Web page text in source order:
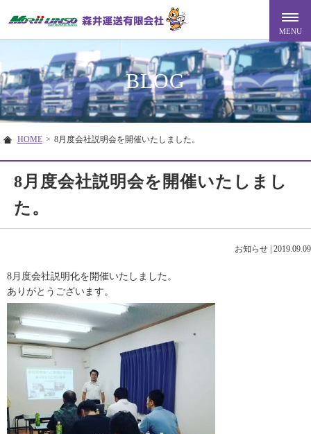
BLOG
HOME > 8月度会社説明会を開催いたしました。
8月度会社説明会を開催いたしまし
た。
お知らせ 2019.09.09
8月度会社説明化を開催いたしました。
ありがとうございます。